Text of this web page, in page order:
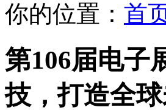
你的位置： 首
第106届电子
技，打造全